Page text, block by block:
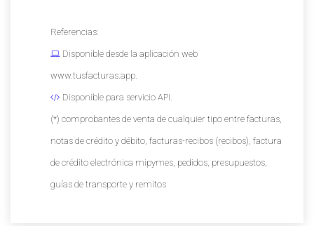
Referencias:
Disponible desde la aplicación web
www.tusfacturas.app.
Disponible para servicio API.
(*) comprobantes de venta de cualquier tipo entre facturas,
notas de crédito y débito, facturas-recibos (recibos), factura
de crédito electrónica mipymes, pedidos, presupuestos,
guías de transporte y remitos